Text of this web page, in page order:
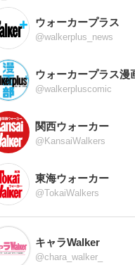
ウォーカープラス
@walkerplus_news
ウォーカープラス漫
@walkerpluscomic
関西ウォーカー
@KansaiWalkers
東海ウォーカー
@TokaiWalkers
キャラWalker
@chara_walker_